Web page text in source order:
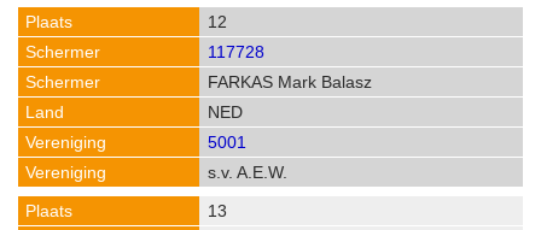
12
117728
FARKAS Mark Balasz
NED
5001
s.v. A.E.W.
13